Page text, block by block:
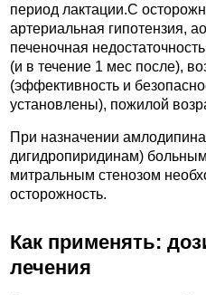
период лактации.C
артериальная гипотензия,
печеночная
(и в течение 1 мес после),
(эффективность и
установлены), пожилой
При назначении
дигидропиридинам)
митральным стенозом
осторожность.
Как применять:
лечения